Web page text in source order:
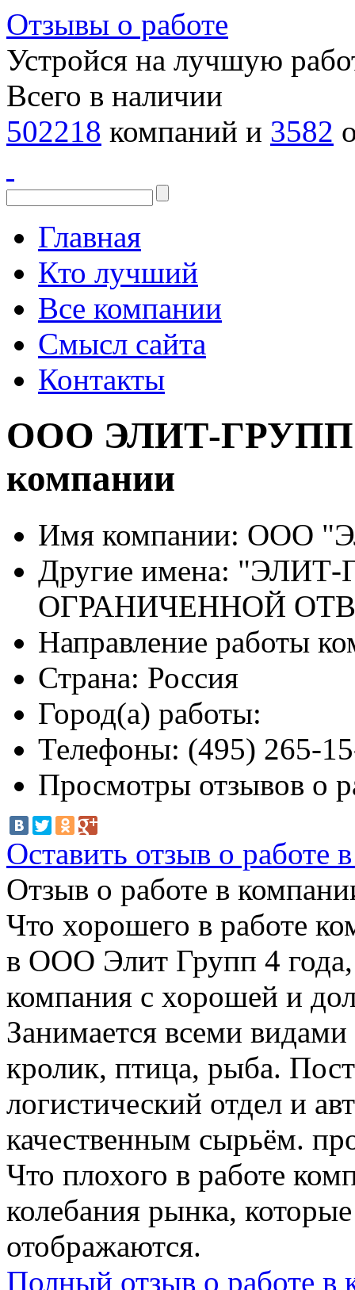
Отзывы о работе
Устройся на лучшую
Всего в наличии
502218 компаний и 3582
Главная
Кто лучший
Все компании
Смысл сайта
Контакты
ООО ЭЛИТ-ГРУПП
компании
Имя компании: ООО
Другие имена: "ЭЛИТ-
ОГРАНИЧЕННОЙ
Направление работы
Страна: Россия
Город(а) работы:
Телефоны: (495) 265-
Просмотры отзывов о
Оставить отзыв о работе
Отзыв о работе в
Что хорошего в работе
в ООО Элит Групп 4 года,
компания с хорошей и
Занимается всеми
кролик, птица, рыба.
логистический отдел и
качественным сырьём.
Что плохого в работе
колебания рынка,
отображаются.
Полный отзыв о работе в